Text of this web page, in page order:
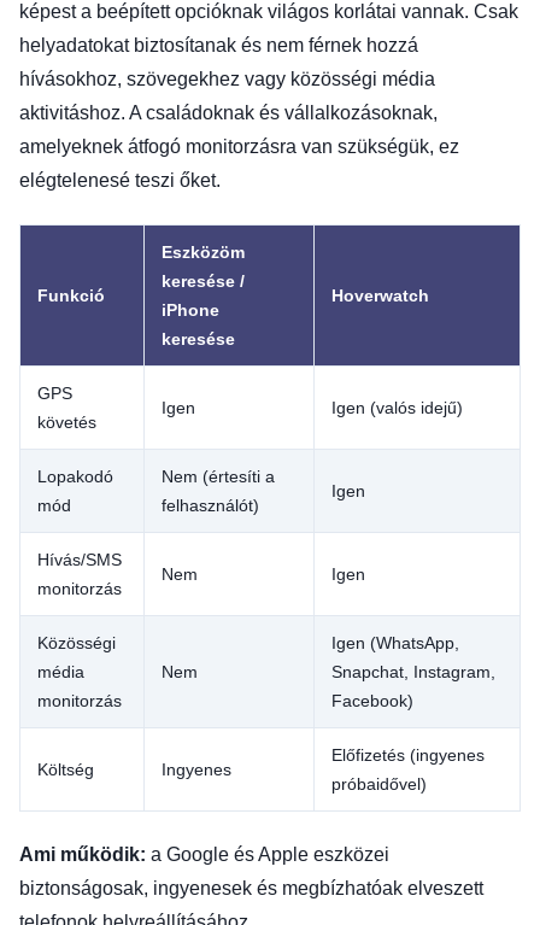
képest a beépített opcióknak világos korlátai vannak. Csak
helyadatokat biztosítanak és nem férnek hozzá
hívásokhoz, szövegekhez vagy közösségi média
aktivitáshoz. A családoknak és vállalkozásoknak,
amelyeknek átfogó monitorzásra van szükségük, ez
elégtelenesé teszi őket.
Funkció
Eszközöm
keresése /
iPhone
keresése
Hoverwatch
GPS
követés
Igen Igen (valós idejű)
Lopakodó
mód
Nem (értesíti a
felhasználót)
Igen
Hívás/SMS
monitorzás
Nem Igen
Közösségi
média
monitorzás
Nem
Igen (WhatsApp,
Snapchat, Instagram,
Facebook)
Költség Ingyenes
Előfizetés (ingyenes
próbaidővel)
Ami működik: a Google és Apple eszközei
biztonságosak, ingyenesek és megbízhatóak elveszett